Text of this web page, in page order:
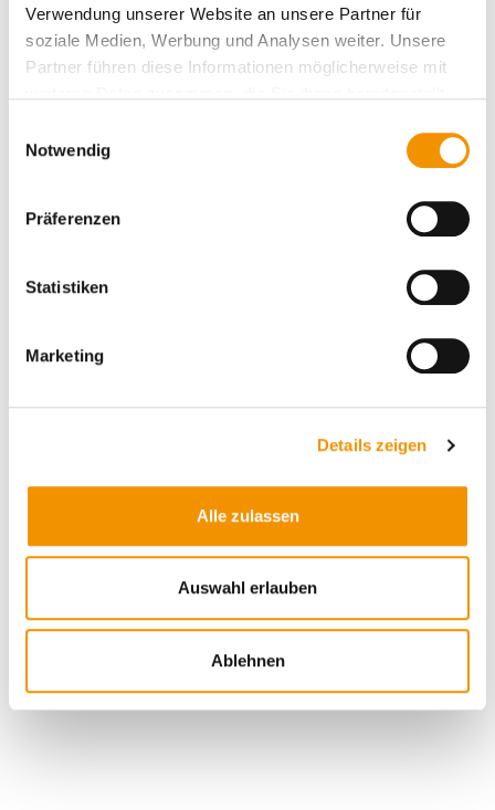
Verwendung unserer Website an unsere Partner für
soziale Medien, Werbung und Analysen weiter. Unsere
Partner führen diese Informationen möglicherweise mit
gesammelt haben.
Notwendig
Präferenzen
Statistiken
Marketing
Details zeigen
Alle zulassen
Auswahl erlauben
Ablehnen
Branch Laboratory
Leipferdingen
Kellhofstrasse 6, Germany